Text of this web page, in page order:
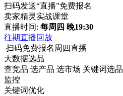
扫码发送“直播”免费报名
卖家精灵实战课堂
直播时间: 每周四 晚19:30
往期直播回放
扫码免费报名周四直播
大数据选品
查竞品 选产品 选市场 关键词选品
监控
关键词优化